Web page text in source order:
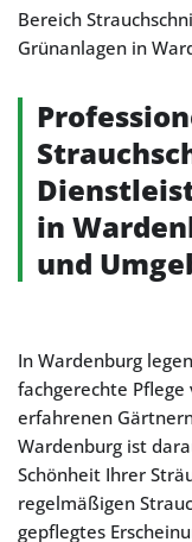
Bereich
Grünanlagen in
in
und
In Wardenburg
fachgerechte Pflege
erfahrenen
Wardenburg ist
Schönheit Ihrer
regelmäßigen
gepflegtes